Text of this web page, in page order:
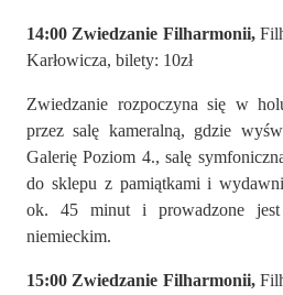
14:00 Zwiedzanie Filharmonii,
Karłowicza, bilety: 10zł
Zwiedzanie rozpoczyna się w
przez salę kameralną, gdzie
Galerię Poziom 4., salę
do sklepu z pamiątkami i
ok. 45 minut i prowadzone
niemieckim.
15:00 Zwiedzanie Filharmonii,